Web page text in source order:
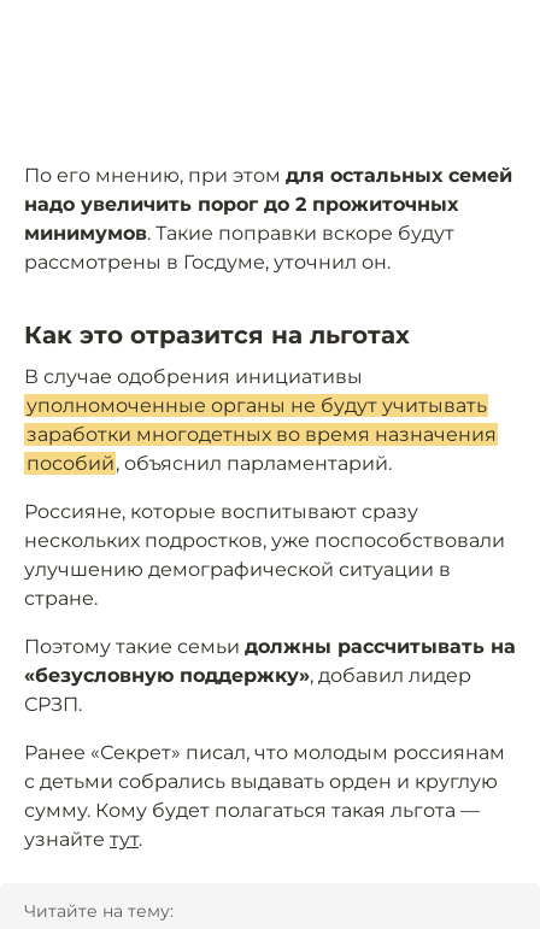
По его мнению, при этом для остальных семей
надо увеличить порог до 2 прожиточных
минимумов. Такие поправки вскоре будут
рассмотрены в Госдуме, уточнил он.
Как это отразится на льготах
В случае одобрения инициативы
уполномоченные органы не будут учитывать
заработки многодетных во время назначения
пособий, объяснил парламентарий.
Россияне, которые воспитывают сразу
нескольких подростков, уже поспособствовали
улучшению демографической ситуации в
стране.
Поэтому такие семьи должны рассчитывать на
«безусловную поддержку», добавил лидер
СРЗП.
Ранее «Секрет» писал, что молодым россиянам
с детьми собрались выдавать орден и круглую
сумму. Кому будет полагаться такая льгота —
узнайте тут.
Читайте на тему: